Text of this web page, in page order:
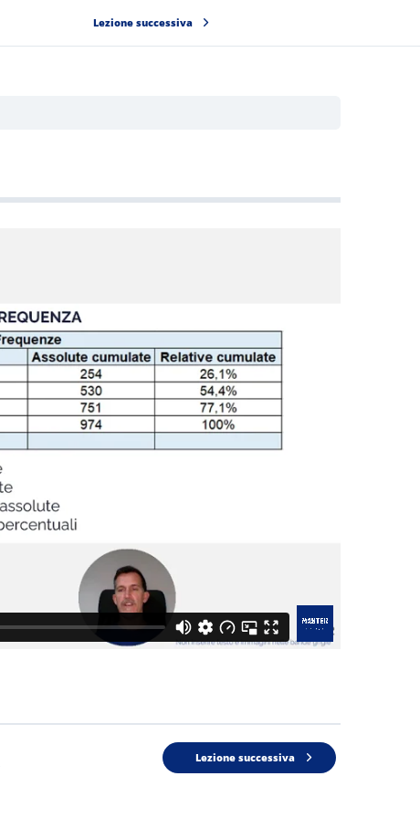
Lezione successiva
Lezione successiva